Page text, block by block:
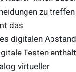
zu treffen
das
digitalen
Testen enthält
virtueller